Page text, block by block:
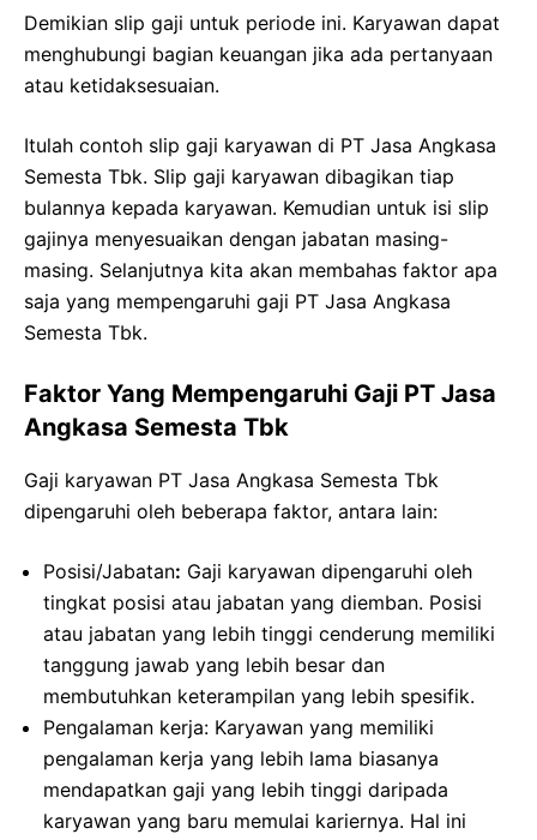
Demikian slip gaji untuk periode ini. Karyawan dapat
menghubungi bagian keuangan jika ada pertanyaan
atau ketidaksesuaian.
Itulah contoh slip gaji karyawan di PT Jasa Angkasa
Semesta Tbk. Slip gaji karyawan dibagikan tiap
bulannya kepada karyawan. Kemudian untuk isi slip
gajinya menyesuaikan dengan jabatan masing-
masing. Selanjutnya kita akan membahas faktor apa
saja yang mempengaruhi gaji PT Jasa Angkasa
Semesta Tbk.
Faktor Yang Mempengaruhi Gaji PT Jasa
Angkasa Semesta Tbk
Gaji karyawan PT Jasa Angkasa Semesta Tbk
dipengaruhi oleh beberapa faktor, antara lain:
Posisi/Jabatan: Gaji karyawan dipengaruhi oleh
tingkat posisi atau jabatan yang diemban. Posisi
atau jabatan yang lebih tinggi cenderung memiliki
tanggung jawab yang lebih besar dan
membutuhkan keterampilan yang lebih spesifik.
Pengalaman kerja: Karyawan yang memiliki
pengalaman kerja yang lebih lama biasanya
mendapatkan gaji yang lebih tinggi daripada
karyawan yang baru memulai kariernya. Hal ini